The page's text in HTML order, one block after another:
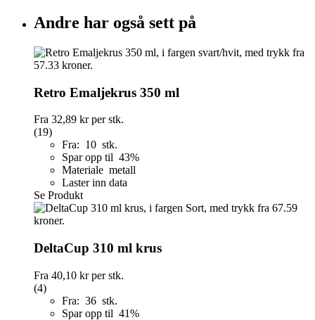
Andre har også sett på
Retro Emaljekrus 350 ml
Fra 32,89 krper stk.
(19)
Fra: 10 stk.
Spar opp til 43%
Materiale metall
Laster inn data
Se Produkt
DeltaCup 310 ml krus
Fra 40,10 krper stk.
(4)
Fra: 36 stk.
Spar opp til 41%